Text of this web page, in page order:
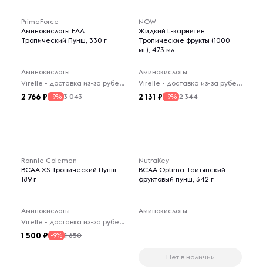
PrimaForce
Аминокислоты EAA
Тропический Пунш, 330 г
Аминокислоты
Virelle - доставка из-за рубежа
2 766 -9% 3 043
NOW
Жидкий L-карнитин
Тропические фрукты (1000
мг), 473 мл
Аминокислоты
Virelle - доставка из-за рубежа
2 131 -9% 2 344
Ronnie Coleman
BCAA XS Тропический Пунш,
189 г
Аминокислоты
Virelle - доставка из-за рубежа
1 500 -9% 1 650
NutraKey
BCAA Optima Таитянский
фруктовый пунш, 342 г
Аминокислоты
Нет в наличии